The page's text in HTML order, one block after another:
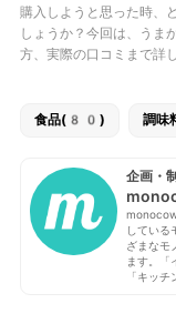
購入しようと思った時、
しょうか？今回は、うま
方、実際の口コミまで詳
食品(80) 調
企画・
している
ざまなモ
ます。「
「キッ